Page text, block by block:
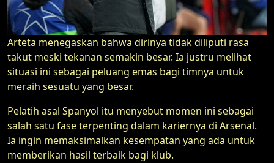
Arteta menegaskan bahwa dirinya tidak diliputi rasa
takut meski tekanan semakin besar. Ia justru melihat
situasi ini sebagai peluang emas bagi timnya untuk
meraih sesuatu yang besar.
Pelatih asal Spanyol itu menyebut momen ini sebagai
salah satu fase terpenting dalam kariernya di Arsenal.
Ia ingin memaksimalkan kesempatan yang ada untuk
memberikan hasil terbaik bagi klub.